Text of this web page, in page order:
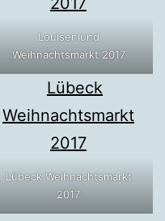
Louisenlund
Weihnachtsmarkt 2017
Lübeck Weihnachtsmarkt
2017